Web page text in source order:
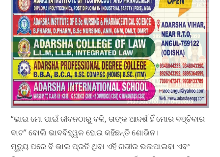
“ଭାଇ ମୋ ପାଇଁ ଜୀବନଠାରୁ ବଳି, ତାଙ୍କ ଆଦର୍ଶ ହିଁ ମୋର ବଞ୍ଚିବାର
ବାଟ” ବୋଲି ଭାବବିହ୍ୱଳ ହୋଇ କହିଛନ୍ତି ଶୋଭିନ।
ମୃତ୍ୟୁ ପରେ ବି ଭାଇ ପ୍ରତି ଥିବା ଏହି ଗଭୀର ଭଲପାଇବା ଏବଂ